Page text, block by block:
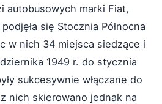
autobusowych marki Fiat,
się Stocznia Północna
w nich 34 miejsca siedzące i
1949 r. do stycznia
sukcesywnie włączane do
nich skierowano jednak na